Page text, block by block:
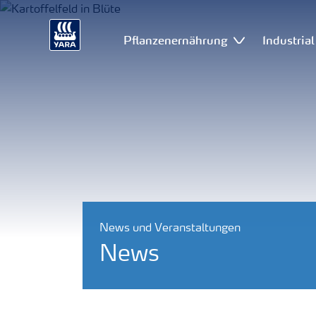
Pflanzenernährung
News und Veranstaltungen
News